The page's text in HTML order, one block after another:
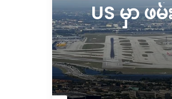
ားနှစ်ဦး ပြန်လည်